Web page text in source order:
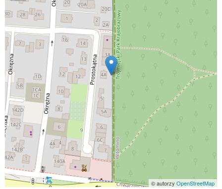
© autorzy OpenStreetMap